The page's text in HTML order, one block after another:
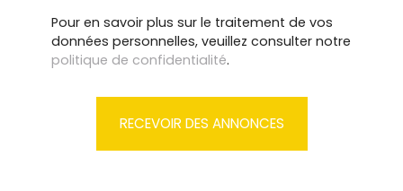
Pour en savoir plus sur le traitement de vos
données personnelles, veuillez consulter notre
politique de confidentialité.
RECEVOIR DES ANNONCES